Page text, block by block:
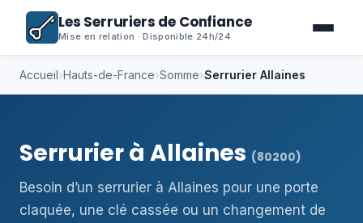
Les Serruriers de Confiance
Mise en relation · Disponible 24h/24
Accueil›Hauts-de-France›Somme›Serrurier Allaines
Serrurier à Allaines (80200)
Besoin d’un serrurier à Allaines pour une porte
claquée, une clé cassée ou un changement de